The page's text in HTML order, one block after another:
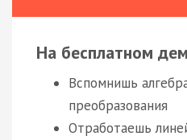
На бесплатном
Вспомнишь
преобразования
Отработаешь